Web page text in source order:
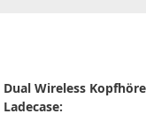
Dual Wireless
Ladecase: